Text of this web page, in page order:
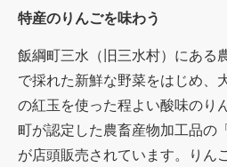
特産のりんごを味わう
飯綱町三水（旧三水村）にある
で採れた新鮮な野菜をはじめ、
の紅玉を使った程よい酸味のり
町が認定した農畜産物加工品の
が店頭販売されています。りん